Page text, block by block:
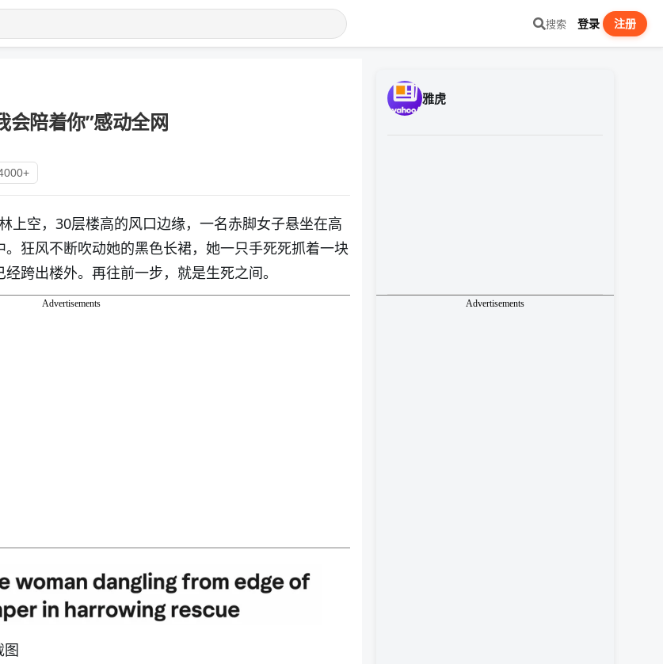
搜索 登录 注册
会陪着你”感动全网
上空，30层楼高的风口边缘，一名赤脚女子悬坐在高
狂风不断吹动她的黑色长裙，她一只手死死抓着一块
跨出楼外。再往前一步，就是生死之间。
Advertisements
图
雅虎
Advertisements